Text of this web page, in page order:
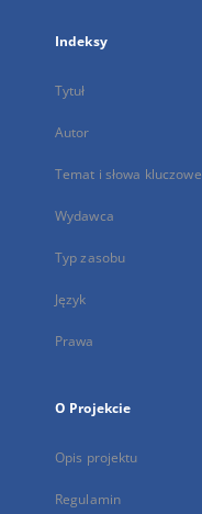
Indeksy
Tytuł
Autor
Temat i słowa kluczowe
Wydawca
Typ zasobu
Język
Prawa
O Projekcie
Opis projektu
Regulamin